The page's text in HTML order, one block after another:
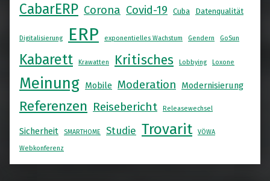
CabarERP Corona Covid-19 Cuba Datenqualität
Digitalisierung ERP exponentielles Wachstum Gendern GoSun
Kabarett Krawatten Kritisches Lobbying Loxone
Meinung Mobile Moderation Modernisierung
Referenzen Reisebericht Releasewechsel
Sicherheit SMARTHOME Studie Trovarit VÖWA
Webkonferenz